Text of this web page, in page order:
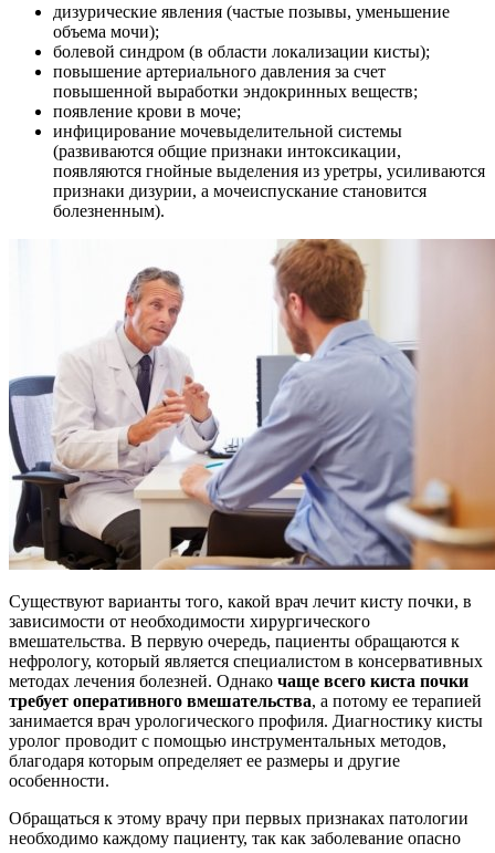
дизурические явления (частые позывы, уменьшение
объема мочи);
болевой синдром (в области локализации кисты);
повышение артериального давления за счет
повышенной выработки эндокринных веществ;
появление крови в моче;
инфицирование мочевыделительной системы
(развиваются общие признаки интоксикации,
появляются гнойные выделения из уретры, усиливаются
признаки дизурии, а мочеиспускание становится
болезненным).
Существуют варианты того, какой врач лечит кисту почки, в
зависимости от необходимости хирургического
вмешательства. В первую очередь, пациенты обращаются к
нефрологу, который является специалистом в консервативных
методах лечения болезней. Однако чаще всего киста почки
требует оперативного вмешательства, а потому ее терапией
занимается врач урологического профиля. Диагностику кисты
уролог проводит с помощью инструментальных методов,
благодаря которым определяет ее размеры и другие
особенности.
Обращаться к этому врачу при первых признаках патологии
необходимо каждому пациенту, так как заболевание опасно